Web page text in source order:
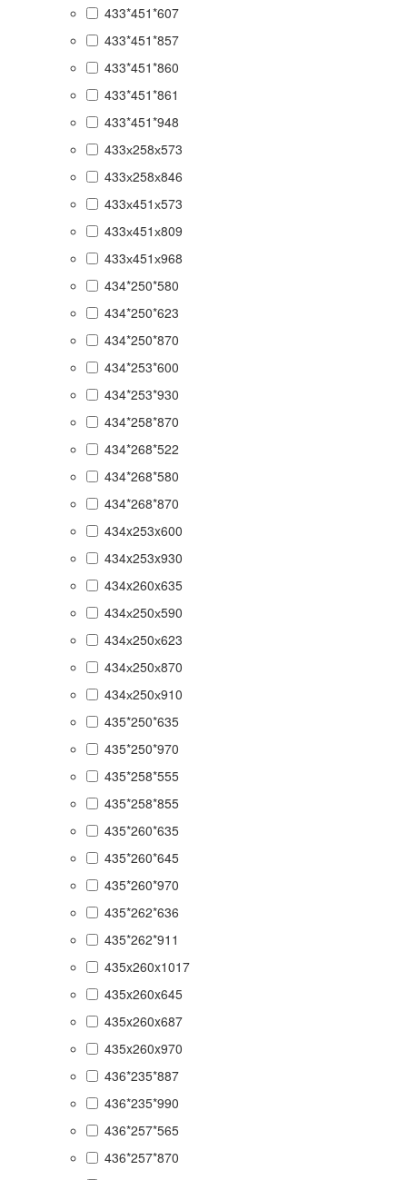
433*451*607
433*451*857
433*451*860
433*451*861
433*451*948
433х258х573
433х258х846
433х451х573
433х451х809
433х451х968
434*250*580
434*250*623
434*250*870
434*253*600
434*253*930
434*258*870
434*268*522
434*268*580
434*268*870
434x253x600
434x253x930
434x260x635
434х250х590
434х250х623
434х250х870
434х250х910
435*250*635
435*250*970
435*258*555
435*258*855
435*260*635
435*260*645
435*260*970
435*262*636
435*262*911
435x260x1017
435x260x645
435x260x687
435x260x970
436*235*887
436*235*990
436*257*565
436*257*870